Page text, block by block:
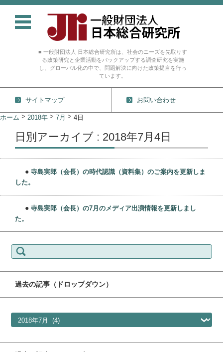
■ 一般財団法人 日本総合研究所は、社会のニーズを先取りす
る政策研究と企業活動をバックアップする調査研究を実施
し、グローバル化の中で、問題解決に向けた政策提言を行っ
ています。
サイトマップ
お問い合わせ
コンテンツに移動
ホーム > 2018年 > 7月 > 4日
日別アーカイブ : 2018年7月4日
● 寺島実郎（会長）の時代認識（資料集）のご案内を更新しま
した。
● 寺島実郎（会長）の7月のメディア出演情報を更新しまし
た。
検索:
過去の記事（ドロップダウン）